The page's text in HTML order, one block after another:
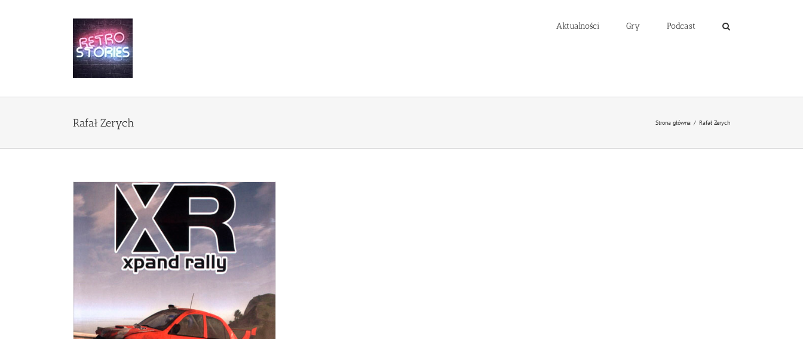
Aktualności Gry Podcast
Rafał Zerych Strona główna / Rafał Zerych